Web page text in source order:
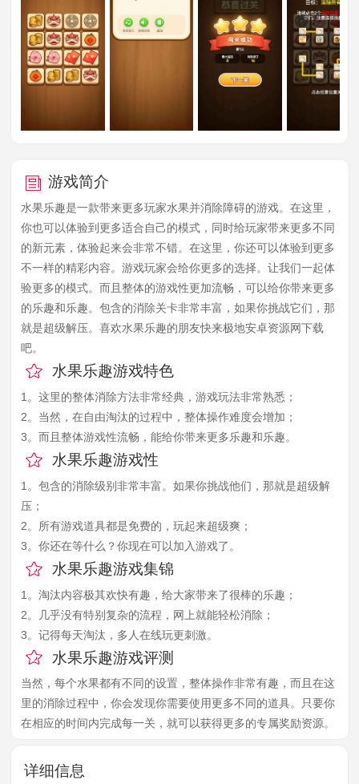
游戏简介
水果乐趣是一款带来更多玩家水果并消除障碍的游戏。在这里，
你也可以体验到更多适合自己的模式，同时给玩家带来更多不同
的新元素，体验起来会非常不错。在这里，你还可以体验到更多
不一样的精彩内容。游戏玩家会给你更多的选择。让我们一起体
验更多的模式。而且整体的游戏性更加流畅，可以给你带来更多
的乐趣和乐趣。包含的消除关卡非常丰富，如果你挑战它们，那
就是超级解压。喜欢水果乐趣的朋友快来极地安卓资源网下载
吧。
水果乐趣游戏特色
1。这里的整体消除方法非常经典，游戏玩法非常熟悉；
2。当然，在自由淘汰的过程中，整体操作难度会增加；
3。而且整体游戏性流畅，能给你带来更多乐趣和乐趣。
水果乐趣游戏性
1。包含的消除级别非常丰富。如果你挑战他们，那就是超级解
压；
2。所有游戏道具都是免费的，玩起来超级爽；
3。你还在等什么？你现在可以加入游戏了。
水果乐趣游戏集锦
1。淘汰内容极其欢快有趣，给大家带来了很棒的乐趣；
2。几乎没有特别复杂的流程，网上就能轻松消除；
3。记得每天淘汰，多人在线玩更刺激。
水果乐趣游戏评测
当然，每个水果都有不同的设置，整体操作非常有趣，而且在这
里的消除过程中，你会发现你需要使用更多不同的道具。只要你
在相应的时间内完成每一关，就可以获得更多的专属奖励资源。
详细信息